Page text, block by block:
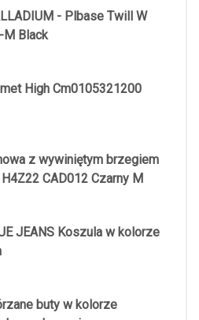
- Plbase Twill W
Black
High Cm0105321200
z wywiniętym brzegiem
CAD012 Czarny M
JEANS Koszula w kolorze
buty w kolorze